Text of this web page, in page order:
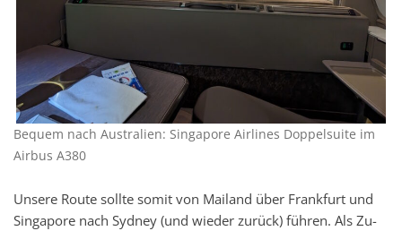
Bequem nach Australien: Singapore Airlines Doppelsuite im
Airbus A380
Unsere Route sollte somit von Mailand über Frankfurt und
Singapore nach Sydney (und wieder zurück) führen. Als Zu-